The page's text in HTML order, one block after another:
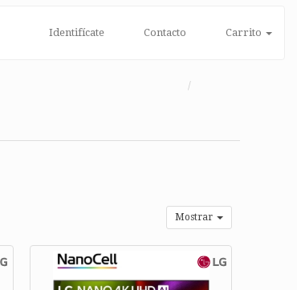
Identifícate Contacto Carrito
Mostrar